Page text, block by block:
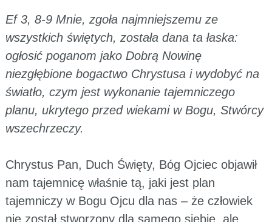
Ef 3, 8-9 Mnie, zgoła najmniejszemu ze
wszystkich świętych, została dana ta łaska:
ogłosić poganom jako Dobrą Nowinę
niezgłębione bogactwo Chrystusa i wydobyć na
światło, czym jest wykonanie tajemniczego
planu, ukrytego przed wiekami w Bogu, Stwórcy
wszechrzeczy.
Chrystus Pan, Duch Święty, Bóg Ojciec objawił
nam tajemnicę właśnie tą, jaki jest plan
tajemniczy w Bogu Ojcu dla nas – że człowiek
nie został stworzony dla samego siebie, ale